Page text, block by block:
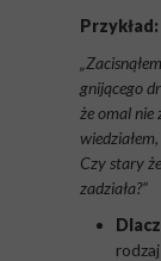
Przykład:
gnijącego
że omal nie
Czy stary
zadziała?”